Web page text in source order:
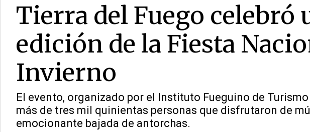
Tierra del Fuego celebró
edición de la Fiesta
Invierno
El evento, organizado por el Instituto Fueguino de
más de tres mil quinientas personas que disfrutaron de
emocionante bajada de antorchas.